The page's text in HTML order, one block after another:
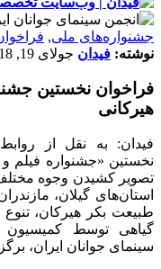
جشنواره‌های ملی,
نوشته: فیدان جولای 19, 2018
فراخوان نخستین
هیرکانی
فیدان: به نقل از
نخستین «جشنواره فیلم
تصویر کشیدن وجوه
استان‌های گیلان،
طبیعت بکر هیرکان،
گیاهی توسط کمیسیون
سینمای جوانان ایران،